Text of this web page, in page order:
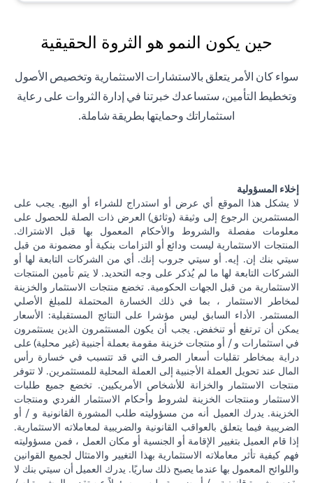
حين يكون النمو هو الثروة الحقيقية
سواء كان الأمر يتعلق بالاستشارات الاستثمارية وتخصيص الأصول
وتخطيط التأمين، ستساعدك خبرتنا في إدارة الثروات على رعاية
استثماراتك وحمايتها بطريقة شاملة.
إخلاء المسؤولية
لا يشكل هذا الموقع أي عرض أو استدراج للشراء أو البيع. يجب على
المستثمرين الرجوع إلى وثيقة (وثائق) العرض ذات الصلة للحصول على
معلومات مفصلة والشروط والأحكام المعمول بها قبل الاشتراك.
المنتجات الاستثمارية ليست ودائع أو التزامات بنكية أو مضمونة من قبل
سيتي بنك إن. إيه. أو سيتي جروب إنك. أي من الشركات التابعة لها أو
الشركات التابعة لها ما لم يُذكر على وجه التحديد. لا يتم تأمين المنتجات
الاستثمارية من قبل الجهات الحكومية. تخضع منتجات الاستثمار والخزينة
لمخاطر الاستثمار ، بما في ذلك الخسارة المحتملة للمبلغ الأصلي
المستثمر. الأداء السابق ليس مؤشرا على النتائج المستقبلية: الأسعار
يمكن أن ترتفع أو تنخفض. يجب أن يكون المستثمرون الذين يستثمرون
في استثمارات و / أو منتجات خزينة مقومة بعملة أجنبية (غير محلية) على
دراية بمخاطر تقلبات أسعار الصرف التي قد تتسبب في خسارة رأس
المال عند تحويل العملة الأجنبية إلى العملة المحلية للمستثمرين. لا تتوفر
منتجات الاستثمار والخزانة للأشخاص الأمريكيين. تخضع جميع طلبات
الاستثمار ومنتجات الخزينة لشروط وأحكام الاستثمار الفردي ومنتجات
الخزينة. يدرك العميل أنه من مسؤوليته طلب المشورة القانونية و / أو
الضريبية فيما يتعلق بالعواقب القانونية والضريبية لمعاملاته الاستثمارية.
إذا قام العميل بتغيير الإقامة أو الجنسية أو مكان العمل ، فمن مسؤوليته
فهم كيفية تأثر معاملاته الاستثمارية بهذا التغيير والامتثال لجميع القوانين
واللوائح المعمول بها عندما يصبح ذلك ساريًا. يدرك العميل أن سيتي بنك لا